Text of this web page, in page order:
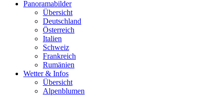
Panoramabilder
Übersicht
Deutschland
Österreich
Italien
Schweiz
Frankreich
Rumänien
Wetter & Infos
Übersicht
Alpenblumen